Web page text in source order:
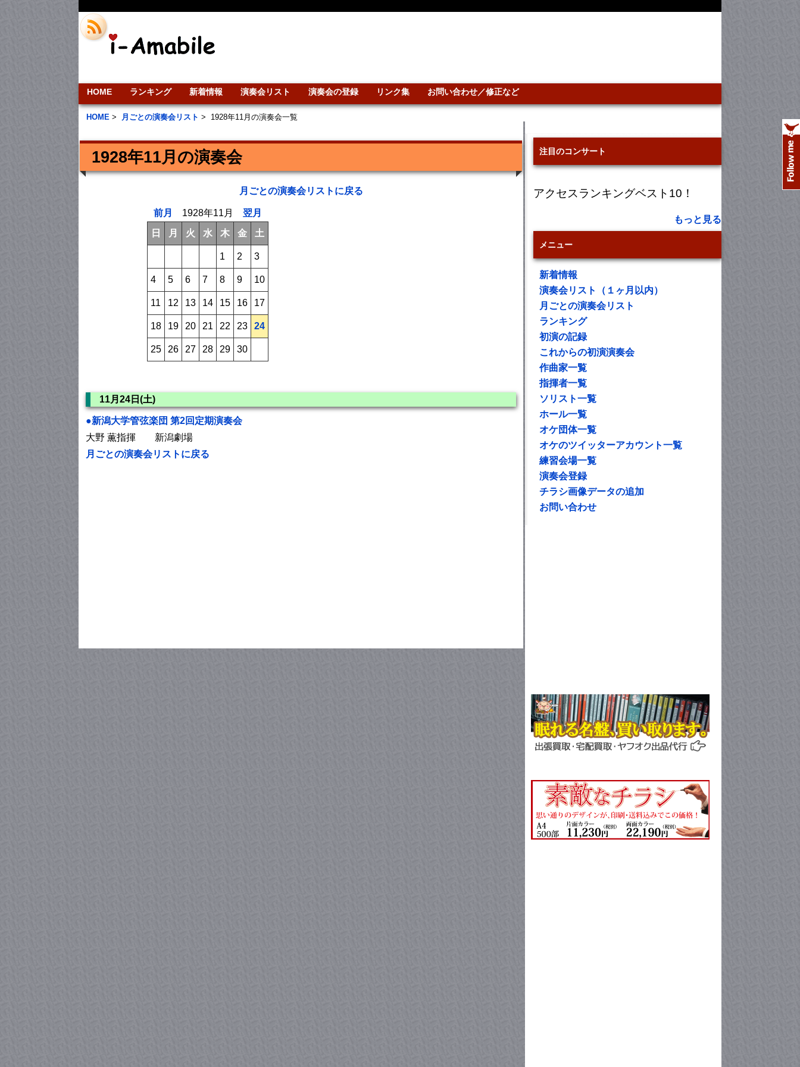
HOME ランキング 新着情報 演奏会リスト 演奏会の登録 リンク集 お問い合わせ／修正など
HOME > 月ごとの演奏会リスト > 1928年11月の演奏会一覧
1928年11月の演奏会
月ごとの演奏会リストに戻る
前月 1928年11月 翌月
日
月 火 水 木 金 土
1 2 3
4 5 6 7 8 9 10
11 12 13 14 15 16 17
18 19 20 21 22 23 24
25 26 27 28 29 30
11月24日(土)
●新潟大学管弦楽団 第2回定期演奏会
大野 薫指揮 新潟劇場
月ごとの演奏会リストに戻る
注目のコンサート
アクセスランキングベスト10！
もっと見る
メニュー
新着情報
演奏会リスト（１ヶ月以内）
月ごとの演奏会リスト
ランキング
初演の記録
これからの初演演奏会
作曲家一覧
指揮者一覧
ソリスト一覧
ホール一覧
オケ団体一覧
オケのツイッターアカウント一覧
練習会場一覧
演奏会登録
チラシ画像データの追加
お問い合わせ